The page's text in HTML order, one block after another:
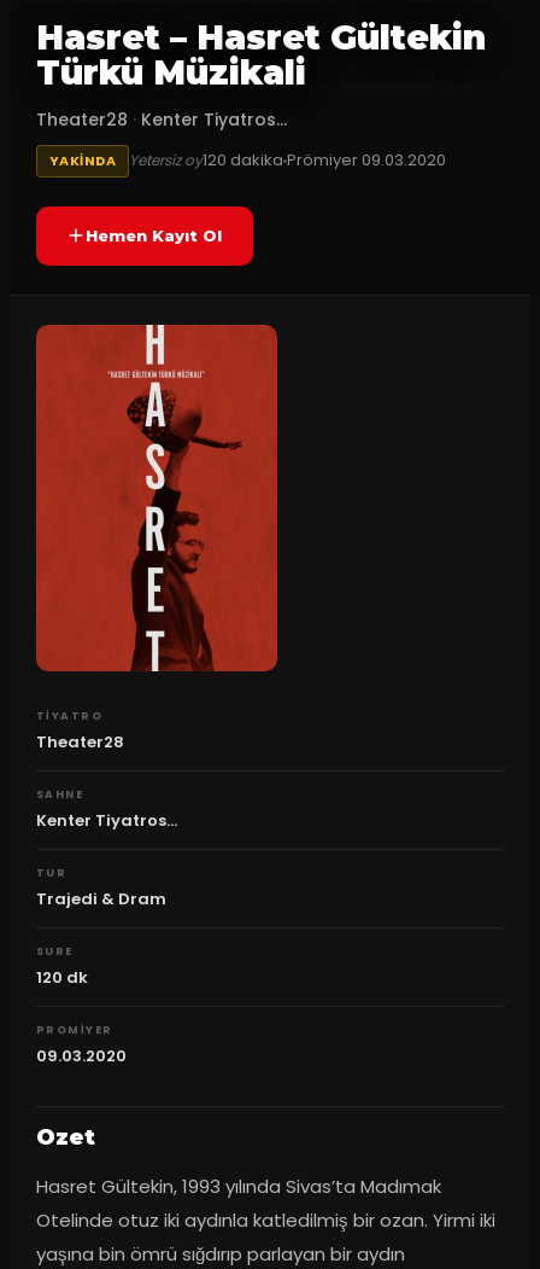
Hasret – Hasret Gültekin
Türkü Müzikali
Theater28 · Kenter Tiyatros...
YAKINDA Yetersiz oy120 dakikaPrömiyer 09.03.2020
Hemen Kayıt Ol
TIYATRO
Theater28
SAHNE
Kenter Tiyatros...
TUR
Trajedi & Dram
SURE
120 dk
PROMIYER
09.03.2020
Ozet
Hasret Gültekin, 1993 yılında Sivas’ta Madımak
Otelinde otuz iki aydınla katledilmiş bir ozan. Yirmi iki
yaşına bin ömrü sığdırıp parlayan bir aydın